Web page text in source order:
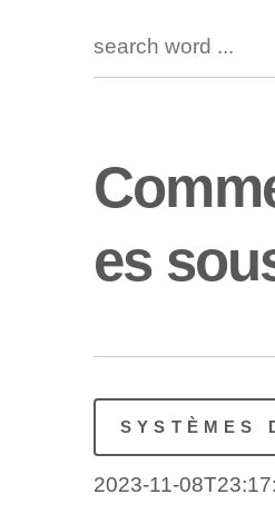
es
SYSTÈMES
2023-11-